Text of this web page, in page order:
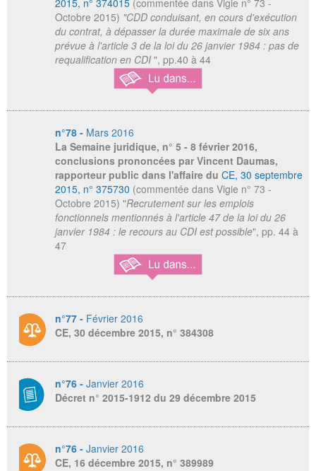
2015, n° 374015(commentée dans Vigie n° 73 -
Octobre 2015) "CDD conduisant, en cours d'exécution
du contrat, à dépasser la durée maximale de six ans
prévue à l'article 3 de la loi du 26 janvier 1984 : pas de
requalification en CDI ", pp.40 à 44
n°78 - Mars 2016
La Semaine juridique, n° 5 - 8 février 2016,
conclusions prononcées par Vincent Daumas,
rapporteur public dans l'affaire du CE, 30 septembre
2015, n° 375730 (commentée dans Vigie n° 73 -
Octobre 2015) "Recrutement sur les emplois
fonctionnels mentionnés à l'article 47 de la loi du 26
janvier 1984 : le recours au CDI est possible", pp. 44 à
47
n°77 - Février 2016
CE, 30 décembre 2015, n° 384308
n°76 - Janvier 2016
Décret n° 2015-1912 du 29 décembre 2015
n°76 - Janvier 2016
CE, 16 décembre 2015, n° 389989